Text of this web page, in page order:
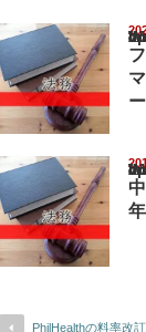
:/
:/
PhilHealthの料率改